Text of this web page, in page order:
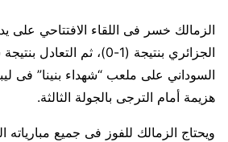
الزمالك خسر فى اللقاء الافتتاحي على
الجزائري بنتيجة (1-0)، ثم
السوداني على ملعب “شهداء بنينا” فى
هزيمة أمام الترجى بالجولة الثالثة.
ويحتاج الزمالك للفوز فى جميع مبارياته